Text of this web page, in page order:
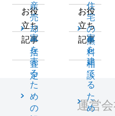
産
売
却
一
括
査
定
お役
立ち
記事
家
を
売
る
た
め
の
住
宅
の
無
料
相
談
お役
立ち
記事
家
を
建
て
る
た
め
運営